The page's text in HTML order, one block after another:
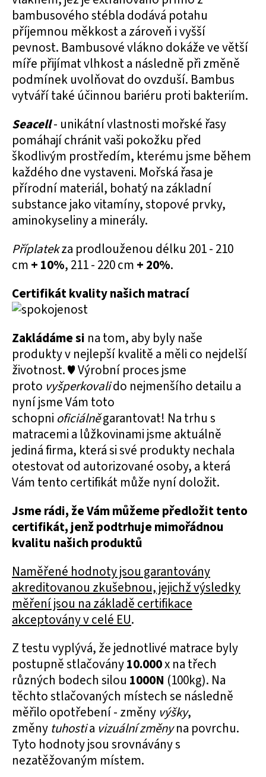
bambusového stébla dodává potahu
příjemnou měkkost a zároveň i vyšší
pevnost. Bambusové vlákno dokáže ve větší
míře přijímat vlhkost a následně při změně
podmínek uvolňovat do ovzduší. Bambus
vytváří také účinnou bariéru proti bakteriím.
Seacell- unikátní vlastnosti mořské řasy
pomáhají chránit vaši pokožku před
škodlivým prostředím, kterému jsme během
každého dne vystaveni. Mořská řasa je
přírodní materiál, bohatý na základní
substance jako vitamíny, stopové prvky,
aminokyseliny a minerály.
Příplatekza prodlouženou délku 201 - 210
cm + 10%, 211 - 220 cm + 20%.
Certifikát kvality našich matrací
Zakládáme si na tom, aby byly naše
produkty v nejlepší kvalitě a měli co nejdelší
životnost. ♥ Výrobní proces jsme
proto vyšperkovalido nejmenšího detailu a
nyní jsme Vám toto
schopni oficiálněgarantovat! Na trhu s
matracemi a lůžkovinami jsme aktuálně
jediná firma, která si své produkty nechala
otestovat od autorizované osoby, a která
Vám tento certifikát může nyní doložit.
Jsme rádi, že Vám můžeme předložit tento
certifikát, jenž podtrhuje mimořádnou
kvalitu našich produktů
Naměřené hodnoty jsou garantovány
akreditovanou zkušebnou, jejichž výsledky
měření jsou na základě certifikace
akceptovány v celé EU.
Z testu vyplývá, že jednotlivé matrace byly
postupně stlačovány10.000x na třech
různých bodech silou 1000N (100kg). Na
těchto stlačovaných místech se následně
měřilo opotřebení - změny výšky,
změny tuhostia vizuální změny na povrchu.
Tyto hodnoty jsou srovnávány s
nezatěžovaným místem.